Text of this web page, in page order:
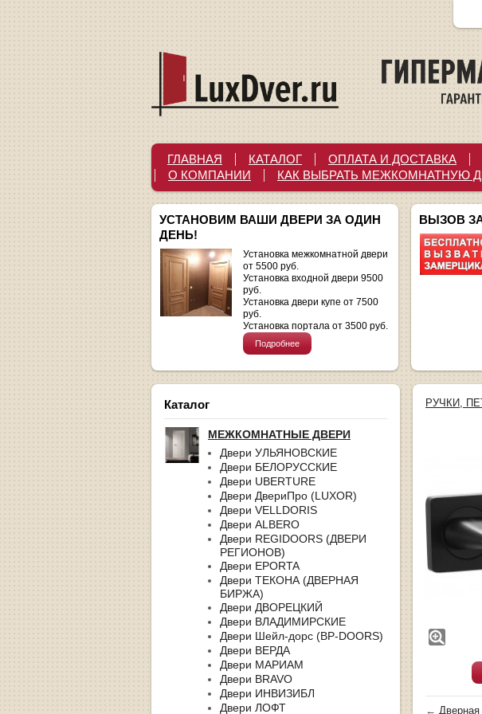
ГЛАВНАЯ КАТАЛОГ ОПЛАТА И ДОСТАВКА
О КОМПАНИИ
КАК ВЫБРАТЬ МЕЖКОМНАТНУЮ
УСТАНОВИМ ВАШИ ДВЕРИ ЗА ОДИН
ДЕНЬ!
Установка межкомнатной двери
от 5500 руб.
Установка входной двери 9500
руб.
Установка двери купе от 7500
руб.
Установка портала от 3500 руб.
Подробнее
ВЫЗОВ
Каталог
МЕЖКОМНАТНЫЕ ДВЕРИ
Двери УЛЬЯНОВСКИЕ
Двери БЕЛОРУССКИЕ
Двери UBERTURE
Двери ДвериПро (LUXOR)
Двери VELLDORIS
Двери ALBERO
Двери REGIDOORS (ДВЕРИ
РЕГИОНОВ)
Двери EPORTA
Двери ТЕКОНА (ДВЕРНАЯ
БИРЖА)
Двери ДВОРЕЦКИЙ
Двери ВЛАДИМИРСКИЕ
Двери Шейл-дорс (BP-DOORS)
Двери ВЕРДА
Двери МАРИАМ
Двери BRAVO
Двери ИНВИЗИБЛ
Двери ЛОФТ
РУЧКИ,
← Дверная